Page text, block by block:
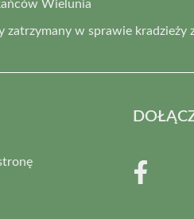
Wielunia
zatrzymany w sprawie kradzieży